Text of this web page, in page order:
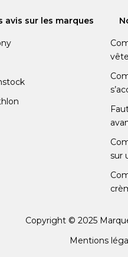
avis sur les marques
sur
Copyright © 2025
Mentions